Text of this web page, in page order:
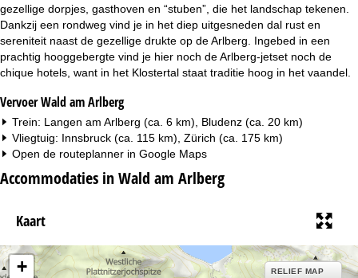
gezellige dorpjes, gasthoven en “stuben”, die het landschap tekenen.
Dankzij een rondweg vind je in het diep uitgesneden dal rust en
sereniteit naast de gezellige drukte op de Arlberg. Ingebed in een
prachtig hooggebergte vind je hier noch de Arlberg-jetset noch de
chique hotels, want in het Klostertal staat traditie hoog in het vaandel.
Vervoer Wald am Arlberg
Trein: Langen am Arlberg (ca. 6 km), Bludenz (ca. 20 km)
Vliegtuig: Innsbruck (ca. 115 km), Zürich (ca. 175 km)
Open de routeplanner in Google Maps
Accommodaties in Wald am Arlberg
Kaart
+ RELIEF MAP